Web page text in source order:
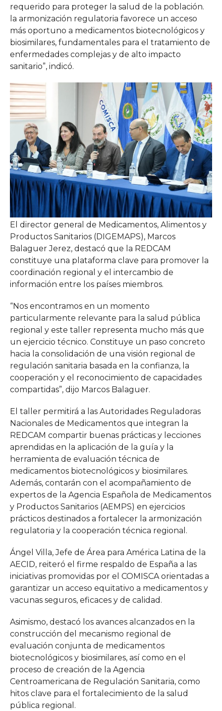
requerido para proteger la salud de la población.
la armonización regulatoria favorece un acceso
más oportuno a medicamentos biotecnológicos y
biosimilares, fundamentales para el tratamiento de
enfermedades complejas y de alto impacto
sanitario”, indicó.
El director general de Medicamentos, Alimentos y
Productos Sanitarios (DIGEMAPS), Marcos
Balaguer Jerez, destacó que la REDCAM
constituye una plataforma clave para promover la
coordinación regional y el intercambio de
información entre los países miembros.
“Nos encontramos en un momento
particularmente relevante para la salud pública
regional y este taller representa mucho más que
un ejercicio técnico. Constituye un paso concreto
hacia la consolidación de una visión regional de
regulación sanitaria basada en la confianza, la
cooperación y el reconocimiento de capacidades
compartidas”, dijo Marcos Balaguer.
El taller permitirá a las Autoridades Reguladoras
Nacionales de Medicamentos que integran la
REDCAM compartir buenas prácticas y lecciones
aprendidas en la aplicación de la guía y la
herramienta de evaluación técnica de
medicamentos biotecnológicos y biosimilares.
Además, contarán con el acompañamiento de
expertos de la Agencia Española de Medicamentos
y Productos Sanitarios (AEMPS) en ejercicios
prácticos destinados a fortalecer la armonización
regulatoria y la cooperación técnica regional.
Ángel Villa, Jefe de Área para América Latina de la
AECID, reiteró el firme respaldo de España a las
iniciativas promovidas por el COMISCA orientadas a
garantizar un acceso equitativo a medicamentos y
vacunas seguros, eficaces y de calidad.
Asimismo, destacó los avances alcanzados en la
construcción del mecanismo regional de
evaluación conjunta de medicamentos
biotecnológicos y biosimilares, así como en el
proceso de creación de la Agencia
Centroamericana de Regulación Sanitaria, como
hitos clave para el fortalecimiento de la salud
pública regional.